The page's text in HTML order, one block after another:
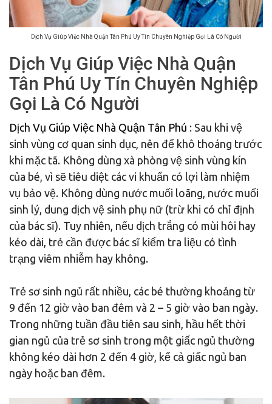
Dịch Vụ Giúp Việc Nhà Quận Tân Phú Uy Tín Chuyên Nghiệp Gọi Là Có Người
Dịch Vụ Giúp Việc Nhà Quận
Tân Phú Uy Tín Chuyên Nghiệp
Gọi Là Có Người
Dịch Vụ Giúp Việc Nhà Quận Tân Phú : Sau khi vệ
sinh vùng cơ quan sinh dục, nên để khô thoáng trước
khi mặc tã. Không dùng xà phòng vệ sinh vùng kín
của bé, vì sẽ tiêu diệt các vi khuẩn có lợi làm nhiệm
vụ bảo vệ. Không dùng nước muối loãng, nước muối
sinh lý, dung dịch vệ sinh phụ nữ (trừ khi có chỉ định
của bác sĩ). Tuy nhiên, nếu dịch trắng có mùi hôi hay
kéo dài, trẻ cần được bác sĩ kiểm tra liệu có tình
trạng viêm nhiễm hay không.
Trẻ sơ sinh ngủ rất nhiều, các bé thường khoảng từ
9 đến 12 giờ vào ban đêm và 2 – 5 giờ vào ban ngày.
Trong những tuần đầu tiên sau sinh, hầu hết thời
gian ngủ của trẻ sơ sinh trong một giấc ngủ thường
không kéo dài hơn 2 đến 4 giờ, kể cả giấc ngủ ban
ngày hoặc ban đêm.